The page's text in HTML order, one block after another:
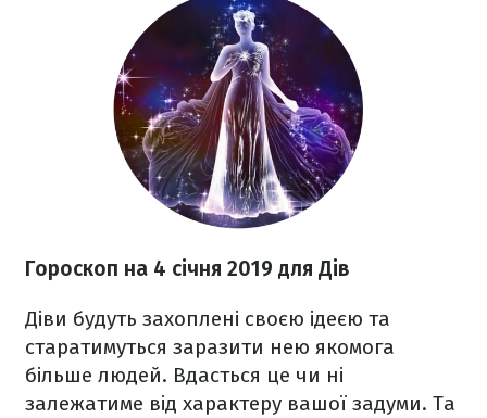
Гороскоп на 4 січня 2019 для Дів
Діви будуть захоплені своєю ідеєю та
старатимуться заразити нею якомога
більше людей. Вдасться це чи ні
залежатиме від характеру вашої задуми. Та